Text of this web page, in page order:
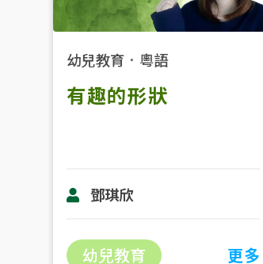
幼兒教育 ． 粵語
有趣的形狀
鄧琪欣
幼兒教育 更多